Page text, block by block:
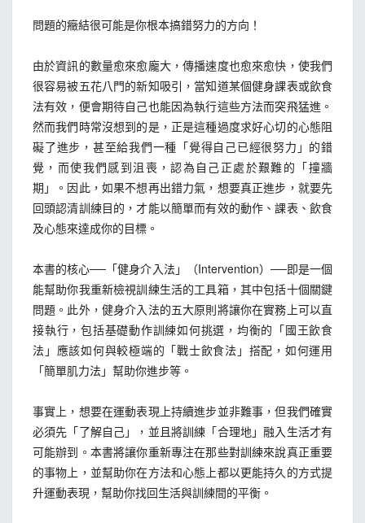
問題的癥結很可能是你根本搞錯努力的方向！
由於資訊的數量愈來愈龐大，傳播速度也愈來愈快，使我們
很容易被五花八門的新知吸引，當知道某個健身課表或飲食
法有效，便會期待自己也能因為執行這些方法而突飛猛進。
然而我們時常沒想到的是，正是這種過度求好心切的心態阻
礙了進步，甚至給我們一種「覺得自己已經很努力」的錯
覺，而使我們感到沮喪，認為自己正處於艱難的「撞牆
期」。因此，如果不想再出錯力氣，想要真正進步，就要先
回頭認清訓練目的，才能以簡單而有效的動作、課表、飲食
及心態來達成你的目標。
本書的核心──「健身介入法」（Intervention）──即是一個
能幫助你我重新檢視訓練生活的工具箱，其中包括十個關鍵
問題。此外，健身介入法的五大原則將讓你在實務上可以直
接執行，包括基礎動作訓練如何挑選，均衡的「國王飲食
法」應該如何與較極端的「戰士飲食法」搭配，如何運用
「簡單肌力法」幫助你進步等。
事實上，想要在運動表現上持續進步並非難事，但我們確實
必須先「了解自己」，並且將訓練「合理地」融入生活才有
可能辦到。本書將讓你重新專注在那些對訓練來說真正重要
的事物上，並幫助你在方法和心態上都以更能持久的方式提
升運動表現，幫助你找回生活與訓練間的平衡。